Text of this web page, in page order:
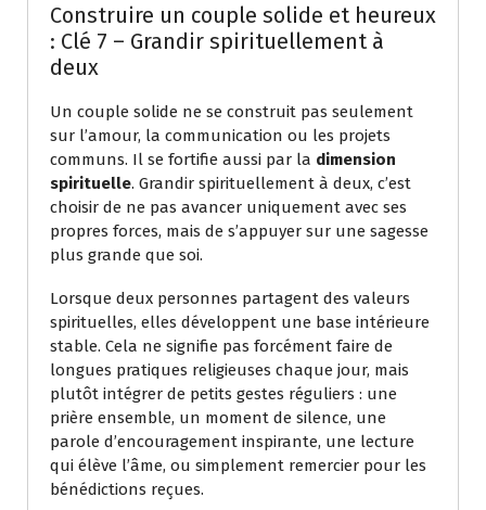
Construire un couple solide et heureux
: Clé 7 – Grandir spirituellement à
deux
Un couple solide ne se construit pas seulement
sur l’amour, la communication ou les projets
communs. Il se fortifie aussi par la dimension
spirituelle. Grandir spirituellement à deux, c’est
choisir de ne pas avancer uniquement avec ses
propres forces, mais de s’appuyer sur une sagesse
plus grande que soi.
Lorsque deux personnes partagent des valeurs
spirituelles, elles développent une base intérieure
stable. Cela ne signifie pas forcément faire de
longues pratiques religieuses chaque jour, mais
plutôt intégrer de petits gestes réguliers : une
prière ensemble, un moment de silence, une
parole d’encouragement inspirante, une lecture
qui élève l’âme, ou simplement remercier pour les
bénédictions reçues.